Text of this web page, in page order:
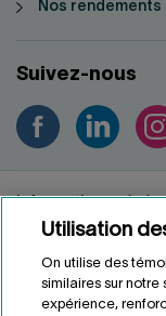
Nos
Suivez-nous
Informations
Renseignements
Conditions
Accessibilité
Personnaliser les
Utilisation
On utilise des
similaires sur notre
expérience,